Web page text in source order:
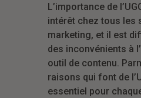
L’importance de
intérêt chez tous les
marketing, et il est
des inconvénients à
outil de contenu.
raisons qui font de
essentiel pour